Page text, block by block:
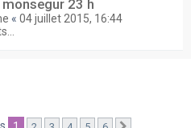
23 h
« 04 juillet 2015, 16:44